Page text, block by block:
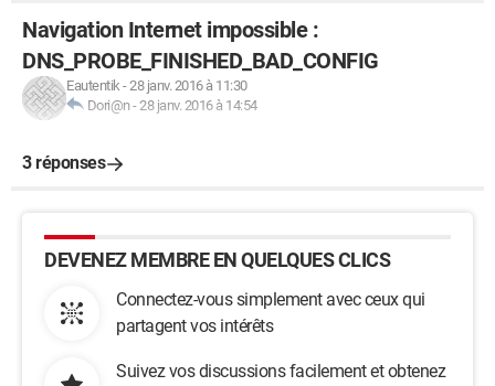
Navigation Internet impossible :
DNS_PROBE_FINISHED_BAD_CONFIG
Eautentik-28 janv. 2016 à 11:30
Dori@n-28 janv. 2016 à 14:54
3 réponses
DEVENEZ MEMBRE EN QUELQUES CLICS
Connectez-vous simplement avec ceux qui
partagent vos intérêts
Suivez vos discussions facilement et obtenez